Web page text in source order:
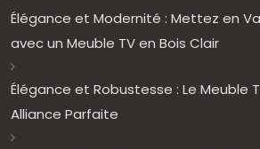
Élégance et Modernité : Mettez en
avec un Meuble TV en Bois Clair
Élégance et Robustesse : Le Meuble
Alliance Parfaite